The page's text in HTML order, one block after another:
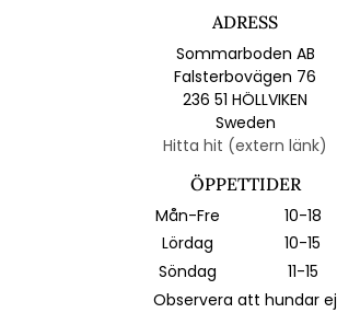
ADRESS
Sommarboden AB
Falsterbovägen 76
236 51 HÖLLVIKEN
Sweden
Hitta hit (extern länk)
ÖPPETTIDER
Mån-Fre
10-18
Lördag
10-15
Söndag
11-15
Observera att hundar ej